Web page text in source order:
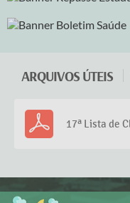
ARQUIVOS ÚTEIS
17ª Lista de